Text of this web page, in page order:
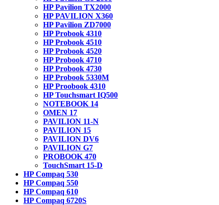
HP Pavilion TX2000
HP PAVILION X360
HP Pavilion ZD7000
HP Probook 4310
HP Probook 4510
HP Probook 4520
HP Probook 4710
HP Probook 4730
HP Probook 5330M
HP Proobook 4310
HP Touchsmart IQ500
NOTEBOOK 14
OMEN 17
PAVILION 11-N
PAVILION 15
PAVILION DV6
PAVILION G7
PROBOOK 470
TouchSmart 15-D
HP Compaq 530
HP Compaq 550
HP Compaq 610
HP Compaq 6720S